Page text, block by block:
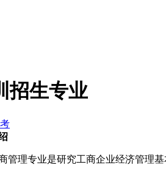
招生专业
管理专业是研究工商企业经济管理